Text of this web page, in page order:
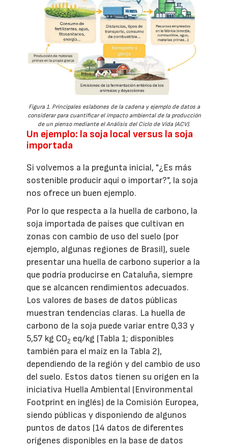
Figura 1. Principales eslabones de la cadena y ejemplo de datos a
considerar para cuantificar el impacto ambiental de la producción
de un pienso mediante el Análisis del Ciclo de Vida (ACV).
Un ejemplo: la soja local versus la soja
importada
Si volvemos a la pregunta inicial, "¿Es más
sostenible producir aquí o importar?", la soja
nos ofrece un buen ejemplo.
Por lo que respecta a la huella de carbono, la
soja importada de países que cultivan en
zonas con cambio de uso del suelo (por
ejemplo, algunas regiones de Brasil), suele
presentar una huella de carbono superior a la
que podría producirse en Cataluña, siempre
que se alcancen rendimientos adecuados.
Los valores de bases de datos públicas
muestran tendencias claras. La huella de
carbono de la soja puede variar entre 0,33 y
5,57 kg CO2 eq/kg (Tabla 1; disponibles
también para el maíz en la Tabla 2),
dependiendo de la región y del cambio de uso
del suelo. Estos datos tienen su origen en la
iniciativa Huella Ambiental (Environmental
Footprint en inglés) de la Comisión Europea,
siendo públicas y disponiendo de algunos
puntos de datos (14 datos de diferentes
orígenes disponibles en la base de datos